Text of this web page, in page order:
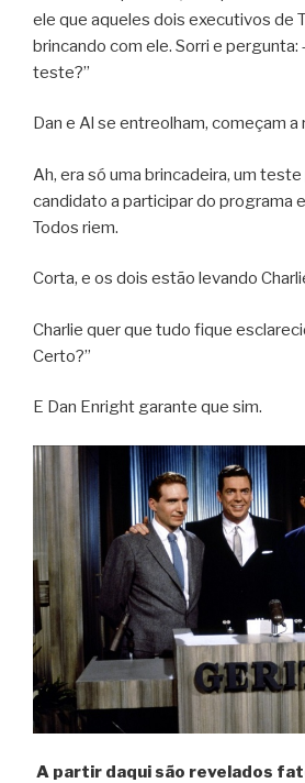
ele que aqueles dois executivos de
brincando com ele. Sorri e pergunta:
teste?”
Dan e Al se entreolham, começam a
Ah, era só uma brincadeira, um
candidato a participar do programa
Todos riem.
Corta, e os dois estão levando
Charlie quer que tudo fique
Certo?”
E Dan Enright garante que sim.
A partir daqui são revelados